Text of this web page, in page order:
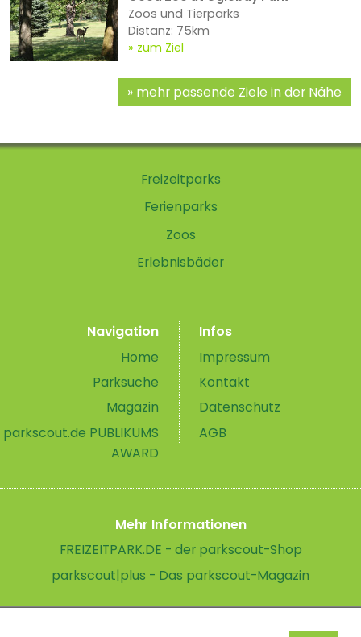
Zoos und Tierparks
Distanz: 75km
zum Ziel
mehr passende Ziele in der Nähe
Freizeitparks
Ferienparks
Zoos
Erlebnisbäder
Navigation
Home
Parksuche
Magazin
parkscout.de PUBLIKUMS
AWARD
Infos
Impressum
Kontakt
Datenschutz
AGB
Mehr Informationen
FREIZEITPARK.DE - der parkscout-Shop
parkscout|plus - Das parkscout-Magazin